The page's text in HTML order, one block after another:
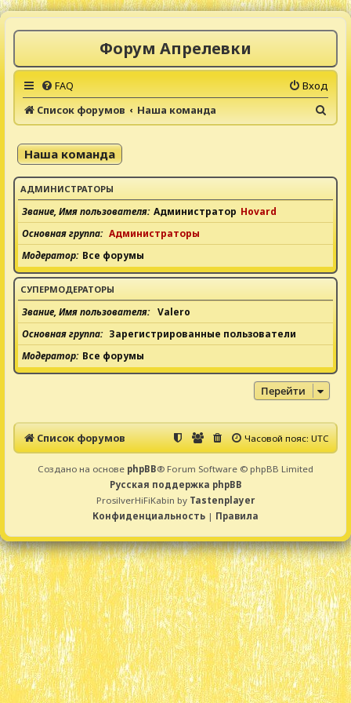
Форум Апрелевки
FAQ
Вход
Список форумов
Наша команда
о
Наша команда
АДМИНИСТРАТОРЫ
Звание, Имя пользователя Администратор Hovard
Основная группа
Администраторы
Модератор Все форумы
СУПЕРМОДЕРАТОРЫ
Звание, Имя пользователя
Valero
Основная группа
Зарегистрированные пользователи
Модератор Все форумы
Перейти
Список форумов Часовой пояс:UTC
Создано на основе phpBB® Forum Software © phpBB Limited
Русская поддержка phpBB
ProsilverHiFiKabin by Tastenplayer
Конфиденциальность | Правила